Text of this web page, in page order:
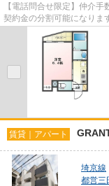
【電話問合せ限定】仲介
契約金の分割可能になり
4177】VISION赤羽店まで
賃貸｜アパート
埼京線
都営三